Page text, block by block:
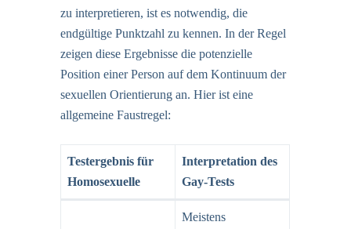
zu interpretieren, ist es notwendig, die
endgültige Punktzahl zu kennen. In der Regel
zeigen diese Ergebnisse die potenzielle
Position einer Person auf dem Kontinuum der
sexuellen Orientierung an. Hier ist eine
allgemeine Faustregel:
Testergebnis für
Homosexuelle
Interpretation des
Gay-Tests
Meistens